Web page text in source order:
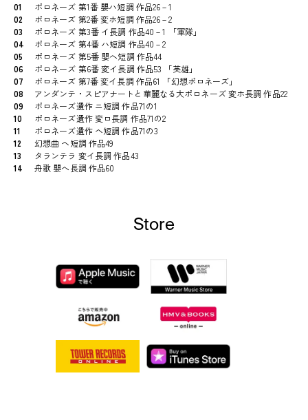
01
ポロネーズ 第1番 嬰ハ短調 作品26－1
02
ポロネーズ 第2番 変ホ短調 作品26－2
03
ポロネーズ 第3番 イ長調 作品40－1 「軍隊」
04
ポロネーズ 第4番 ハ短調 作品40－2
05
ポロネーズ 第5番 嬰へ短調 作品44
06
ポロネーズ 第6番 変イ長調 作品53 「英雄」
07
ポロネーズ 第7番 変イ長調 作品61 「幻想ポロネーズ」
08
アンダンテ・スピアナートと華麗なる大ポロネーズ 変ホ長調 作品22
09
ポロネーズ遺作 ニ短調 作品71の1
10
ポロネーズ遺作 変ロ長調 作品71の2
11
ポロネーズ遺作 ヘ短調 作品71の3
12
幻想曲 ヘ短調 作品49
13
タランテラ 変イ長調 作品43
14
舟歌 嬰へ長調 作品60
Store